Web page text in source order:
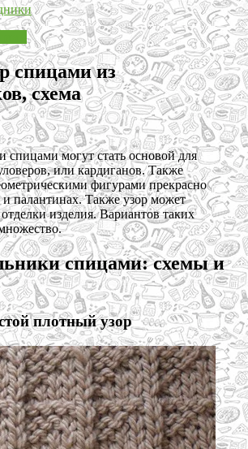
спицами из
схема
спицами могут стать основой для
или кардиганов. Также
фигурами прекрасно
и палантинах. Также узор может
отделки изделия. Вариантов таких
спицами: схемы и
плотный узор